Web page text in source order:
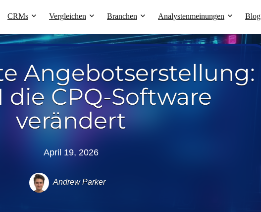
CRMs Vergleichen Branchen Analystenmeinungen Blog
Angebotserstellung:
die CPQ-Software
verändert
April 19, 2026
Andrew Parker